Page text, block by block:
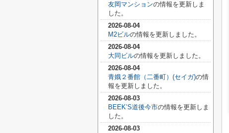
友岡マンションの情報を更新しま
した。
2026-08-04
M2ビルの情報を更新しました。
2026-08-04
大同ビルの情報を更新しました。
2026-08-04
青娥２番館（二番町）(セイガ)の情
報を更新しました。
2026-08-03
BEEK’S道後今市の情報を更新しま
した。
2026-08-03